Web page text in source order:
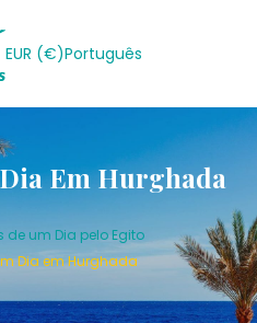
EUR (€)Português
Em Hurghada
de um Dia pelo Egito
Dia em Hurghada